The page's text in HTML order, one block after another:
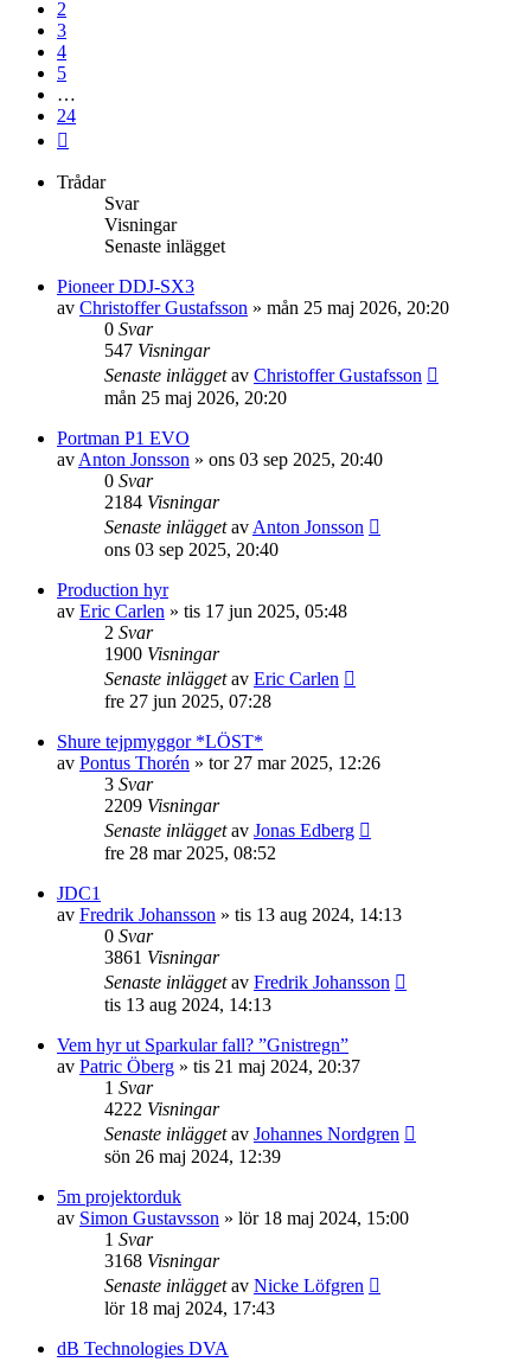
2
3
4
5
…
24
Trådar
Svar
Visningar
Senaste inlägget
Pioneer DDJ-SX3
av Christoffer Gustafsson » mån 25 maj 2026, 20:20
0 Svar
547 Visningar
Senaste inläggetav Christoffer Gustafsson
mån 25 maj 2026, 20:20
Portman P1 EVO
av Anton Jonsson » ons 03 sep 2025, 20:40
0 Svar
2184 Visningar
Senaste inläggetav Anton Jonsson
ons 03 sep 2025, 20:40
Production hyr
av Eric Carlen » tis 17 jun 2025, 05:48
2 Svar
1900 Visningar
Senaste inläggetav Eric Carlen
fre 27 jun 2025, 07:28
Shure tejpmyggor *LÖST*
av Pontus Thorén » tor 27 mar 2025, 12:26
3 Svar
2209 Visningar
Senaste inläggetav Jonas Edberg
fre 28 mar 2025, 08:52
JDC1
av Fredrik Johansson » tis 13 aug 2024, 14:13
0 Svar
3861 Visningar
Senaste inläggetav Fredrik Johansson
tis 13 aug 2024, 14:13
Vem hyr ut Sparkular fall? ”Gnistregn”
av Patric Öberg » tis 21 maj 2024, 20:37
1 Svar
4222 Visningar
Senaste inläggetav Johannes Nordgren
sön 26 maj 2024, 12:39
5m projektorduk
av Simon Gustavsson » lör 18 maj 2024, 15:00
1 Svar
3168 Visningar
Senaste inläggetav Nicke Löfgren
lör 18 maj 2024, 17:43
dB Technologies DVA